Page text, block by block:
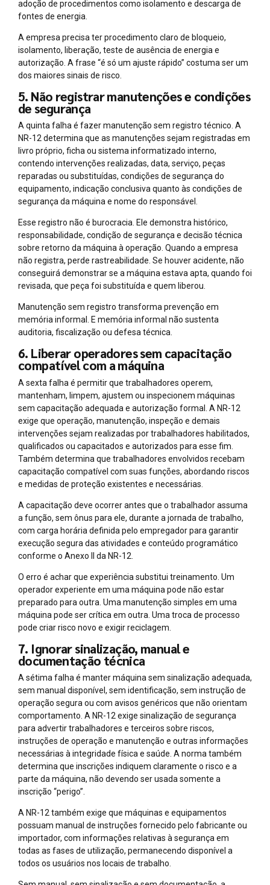
adoção de procedimentos como isolamento e descarga de
fontes de energia.
A empresa precisa ter procedimento claro de bloqueio,
isolamento, liberação, teste de ausência de energia e
autorização. A frase “é só um ajuste rápido” costuma ser um
dos maiores sinais de risco.
5. Não registrar manutenções e condições
de segurança
A quinta falha é fazer manutenção sem registro técnico. A
NR-12 determina que as manutenções sejam registradas em
livro próprio, ficha ou sistema informatizado interno,
contendo intervenções realizadas, data, serviço, peças
reparadas ou substituídas, condições de segurança do
equipamento, indicação conclusiva quanto às condições de
segurança da máquina e nome do responsável.
Esse registro não é burocracia. Ele demonstra histórico,
responsabilidade, condição de segurança e decisão técnica
sobre retorno da máquina à operação. Quando a empresa
não registra, perde rastreabilidade. Se houver acidente, não
conseguirá demonstrar se a máquina estava apta, quando foi
revisada, que peça foi substituída e quem liberou.
Manutenção sem registro transforma prevenção em
memória informal. E memória informal não sustenta
auditoria, fiscalização ou defesa técnica.
6. Liberar operadores sem capacitação
compatível com a máquina
A sexta falha é permitir que trabalhadores operem,
mantenham, limpem, ajustem ou inspecionem máquinas
sem capacitação adequada e autorização formal. A NR-12
exige que operação, manutenção, inspeção e demais
intervenções sejam realizadas por trabalhadores habilitados,
qualificados ou capacitados e autorizados para esse fim.
Também determina que trabalhadores envolvidos recebam
capacitação compatível com suas funções, abordando riscos
e medidas de proteção existentes e necessárias.
A capacitação deve ocorrer antes que o trabalhador assuma
a função, sem ônus para ele, durante a jornada de trabalho,
com carga horária definida pelo empregador para garantir
execução segura das atividades e conteúdo programático
conforme o Anexo II da NR-12.
O erro é achar que experiência substitui treinamento. Um
operador experiente em uma máquina pode não estar
preparado para outra. Uma manutenção simples em uma
máquina pode ser crítica em outra. Uma troca de processo
pode criar risco novo e exigir reciclagem.
7. Ignorar sinalização, manual e
documentação técnica
A sétima falha é manter máquina sem sinalização adequada,
sem manual disponível, sem identificação, sem instrução de
operação segura ou com avisos genéricos que não orientam
comportamento. A NR-12 exige sinalização de segurança
para advertir trabalhadores e terceiros sobre riscos,
instruções de operação e manutenção e outras informações
necessárias à integridade física e saúde. A norma também
determina que inscrições indiquem claramente o risco e a
parte da máquina, não devendo ser usada somente a
inscrição “perigo”.
A NR-12 também exige que máquinas e equipamentos
possuam manual de instruções fornecido pelo fabricante ou
importador, com informações relativas à segurança em
todas as fases de utilização, permanecendo disponível a
todos os usuários nos locais de trabalho.